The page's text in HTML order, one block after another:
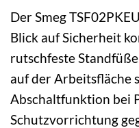
Der Smeg
Blick auf Sicherheit
rutschfeste
auf der Arbeitsfläche
Abschaltfunktion bei
Schutzvorrichtung